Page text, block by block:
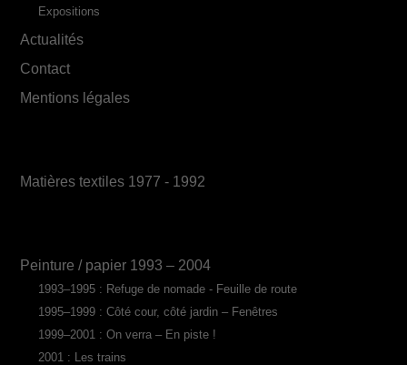
Expositions
Actualités
Contact
Mentions légales
Matières textiles 1977 - 1992
Peinture / papier 1993 – 2004
1993–1995 : Refuge de nomade - Feuille de route
1995–1999 : Côté cour, côté jardin – Fenêtres
1999–2001 : On verra – En piste !
2001 : Les trains